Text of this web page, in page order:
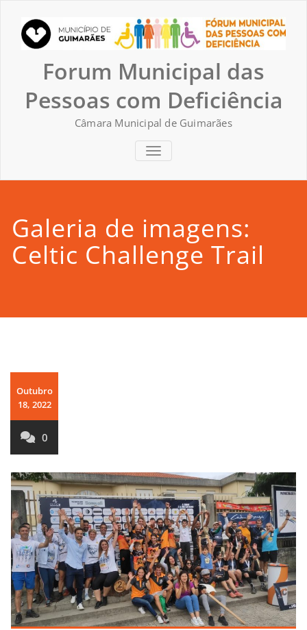
content
Forum Municipal das
Pessoas com Deficiência
Câmara Municipal de Guimarães
TOGGLE NAVIGATION
Galeria de imagens:
Celtic Challenge Trail
Outubro
18, 2022
0